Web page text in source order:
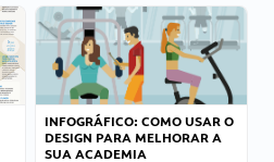
INFOGRÁFICO: COMO USAR O
DESIGN PARA MELHORAR A
SUA ACADEMIA